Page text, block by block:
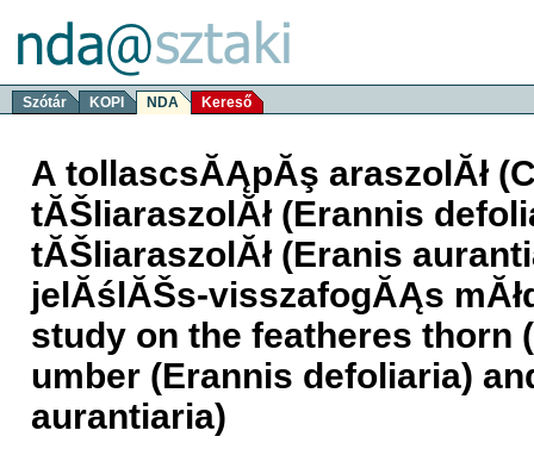
Szótár KOPI NDA Kereső
A tollascsĂĄpĂş araszolĂł
tĂŠliaraszolĂł (Erannis
tĂŠliaraszolĂł (Eranis
jelĂślĂŠs-visszafogĂĄs
study on the featheres thorn
umber (Erannis defoliaria)
aurantiaria)